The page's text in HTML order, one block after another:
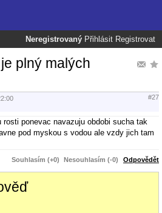
Neregistrovaný Přihlásit Registrovat
plný malých
#27
ponevac navazuju obdobi sucha tak
pod myskou s vodou ale vzdy jich tam
Souhlasím (+0) Nesouhlasím (-0) Odpovědět